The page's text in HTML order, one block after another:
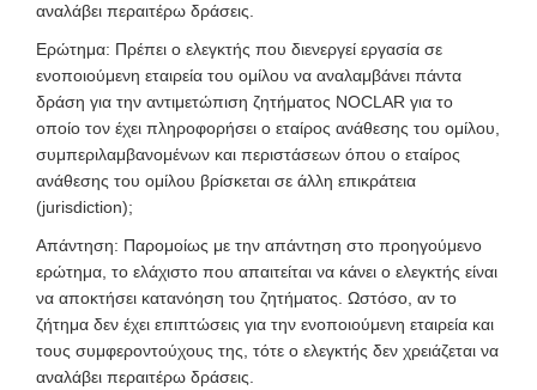
αναλάβει περαιτέρω δράσεις.
Ερώτημα: Πρέπει ο ελεγκτής που διενεργεί εργασία σε
ενοποιούμενη εταιρεία του ομίλου να αναλαμβάνει πάντα
δράση για την αντιμετώπιση ζητήματος NOCLAR για το
οποίο τον έχει πληροφορήσει ο εταίρος ανάθεσης του ομίλου,
συμπεριλαμβανομένων και περιστάσεων όπου ο εταίρος
ανάθεσης του ομίλου βρίσκεται σε άλλη επικράτεια
(jurisdiction);
Απάντηση: Παρομοίως με την απάντηση στο προηγούμενο
ερώτημα, το ελάχιστο που απαιτείται να κάνει ο ελεγκτής είναι
να αποκτήσει κατανόηση του ζητήματος. Ωστόσο, αν το
ζήτημα δεν έχει επιπτώσεις για την ενοποιούμενη εταιρεία και
τους συμφεροντούχους της, τότε ο ελεγκτής δεν χρειάζεται να
αναλάβει περαιτέρω δράσεις.